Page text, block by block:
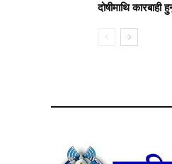
दोषीमाथि कारबाही